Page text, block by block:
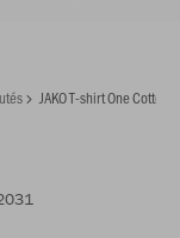
JAKO T-shirt One Cotton